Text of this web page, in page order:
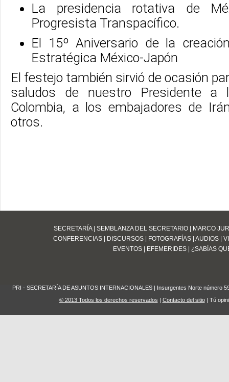
La presidencia rotativa de
Progresista Transpacífico.
El 15º Aniversario de la
Estratégica México-Japón
El festejo también sirvió de ocasión
saludos de nuestro Presidente a
Colombia, a los embajadores de
otros.
SECRETARÍA| SEMBLANZA DEL SECRETARIO | MARCO
CONFERENCIAS| DISCURSOS| FOTOGRAFÍAS| AUDIOS|
EVENTOS | EFEMERIDES | ¿SABÍAS
PRI - SECRETARÍA DE ASUNTOS INTERNACIONALES | Insurgentes Norte número
© 2013 Todos los derechos reservados | Contacto del sitio| Tú